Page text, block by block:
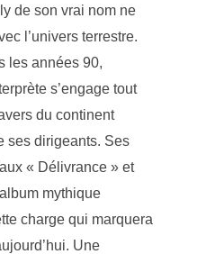
de son vrai nom ne
l’univers terrestre.
les années 90,
s’engage tout
du continent
ses dirigeants. Ses
« Délivrance » et
mythique
charge qui marquera
Une